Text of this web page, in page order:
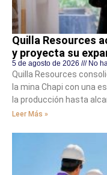
Quilla Resources
y proyecta su
5 de agosto de 2026 No
Quilla Resources
la mina Chapi con una
la producción hasta
Leer Más »